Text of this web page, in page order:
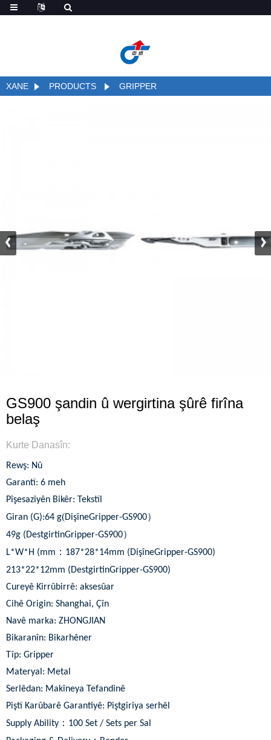
XANE PRODUCTS GRIPPER
GS900 şandin û wergirtina şûrê firîna
belaş
Kurte Danasîn:
Rewş: Nû
Garantî: 6 meh
Pîşesaziyên Bikêr: Tekstîl
Giran (G):64 g(DişîneGripper-GS900）
49g (DestgirtinGripper-GS900）
L*W*H (mm ： 187*28*14mm (DişîneGripper-GS900)
213*22*12mm (DestgirtinGripper-GS900)
Cureyê Kirrûbirrê: aksesûar
Cihê Origin: Shanghai, Çîn
Navê marka: ZHONGJIAN
Bikaranîn: Bikarhêner
Tîp: Gripper
Materyal: Metal
Serlêdan: Makîneya Tefandinê
Piştî Karûbarê Garantiyê: Piştgiriya serhêl
Supply Ability ： 100 Set / Sets per Sal